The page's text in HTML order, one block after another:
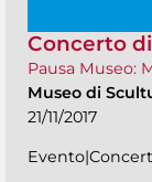
Concerto
Pausa Museo:
Museo di
21/11/2017